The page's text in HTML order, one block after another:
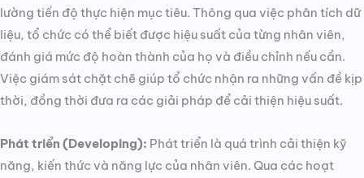
lường tiến độ thực hiện mục tiêu. Thông qua việc phân tích dữ
liệu, tổ chức có thể biết được hiệu suất của từng nhân viên,
đánh giá mức độ hoàn thành của họ và điều chỉnh nếu cần.
Việc giám sát chặt chẽ giúp tổ chức nhận ra những vấn đề kịp
thời, đồng thời đưa ra các giải pháp để cải thiện hiệu suất.
Phát triển (Developing): Phát triển là quá trình cải thiện kỹ
năng, kiến thức và năng lực của nhân viên. Qua các hoạt